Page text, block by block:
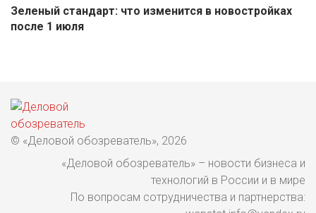
Зеленый стандарт: что изменится в новостройках
после 1 июля
© «Деловой обозреватель», 2026
«Деловой обозреватель» – новости бизнеса и
технологий в России и в мире
По вопросам сотрудничества и партнерства: